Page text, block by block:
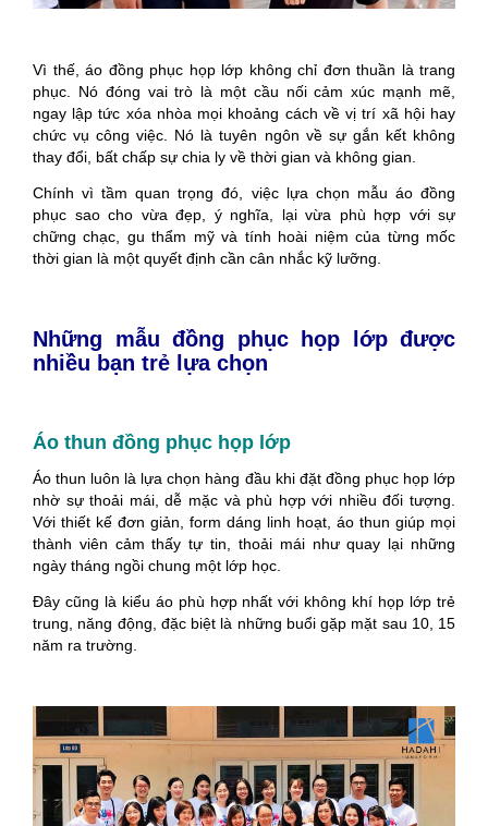
Vì thế, áo đồng phục họp lớp không chỉ đơn thuần là trang
phục. Nó đóng vai trò là một cầu nối cảm xúc mạnh mẽ,
ngay lập tức xóa nhòa mọi khoảng cách về vị trí xã hội hay
chức vụ công việc. Nó là tuyên ngôn về sự gắn kết không
thay đổi, bất chấp sự chia ly về thời gian và không gian.
Chính vì tầm quan trọng đó, việc lựa chọn mẫu áo đồng
phục sao cho vừa đẹp, ý nghĩa, lại vừa phù hợp với sự
chững chạc, gu thẩm mỹ và tính hoài niệm của từng mốc
thời gian là một quyết định cần cân nhắc kỹ lưỡng.
Những mẫu đồng phục họp lớp được
nhiều bạn trẻ lựa chọn
Áo thun đồng phục họp lớp
Áo thun luôn là lựa chọn hàng đầu khi đặt đồng phục họp lớp
nhờ sự thoải mái, dễ mặc và phù hợp với nhiều đối tượng.
Với thiết kế đơn giản, form dáng linh hoạt, áo thun giúp mọi
thành viên cảm thấy tự tin, thoải mái như quay lại những
ngày tháng ngồi chung một lớp học.
Đây cũng là kiểu áo phù hợp nhất với không khí họp lớp trẻ
trung, năng động, đặc biệt là những buổi gặp mặt sau 10, 15
năm ra trường.